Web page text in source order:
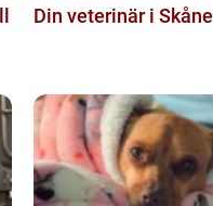
Din veterinär i Skåne